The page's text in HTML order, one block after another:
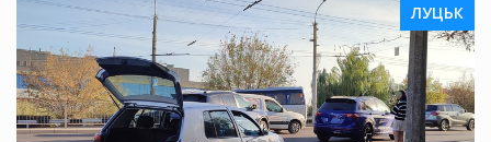
ЛУЦЬК